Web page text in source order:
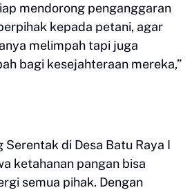
mendorong penganggaran
kepada petani, agar
melimpah tapi juga
bagi kesejahteraan mereka,”
Serentak di Desa Batu Raya I
ketahanan pangan bisa
semua pihak. Dengan